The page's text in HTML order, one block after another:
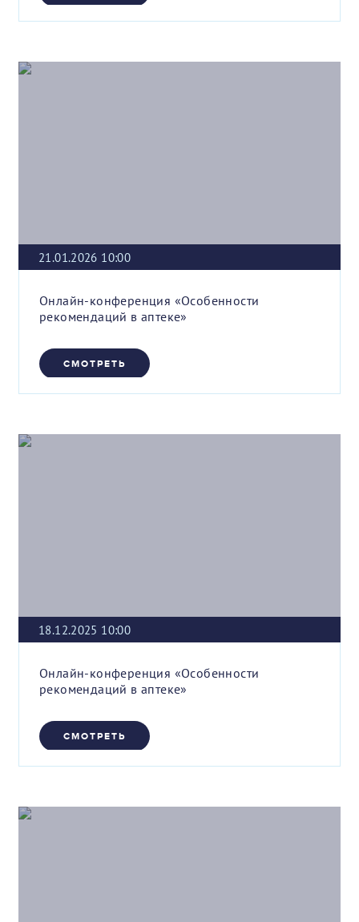
21.01.2026 10:00
Онлайн-конференция «Особенности
рекомендаций в аптеке»
СМОТРЕТЬ
18.12.2025 10:00
Онлайн-конференция «Особенности
рекомендаций в аптеке»
СМОТРЕТЬ